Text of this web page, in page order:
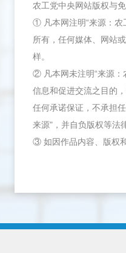
农工党中央网站版权与免
① 凡本网注明“来源：农
所有，任何媒体、网站
样。
② 凡本网未注明“来源：
信息和促进交流之目的
任何承诺保证，不承担
来源"，并自负版权等法
③ 如因作品内容、版权